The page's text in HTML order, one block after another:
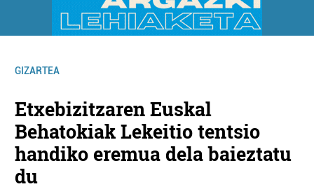
GIZARTEA
Etxebizitzaren Euskal
Behatokiak Lekeitio tentsio
handiko eremua dela baieztatu
du